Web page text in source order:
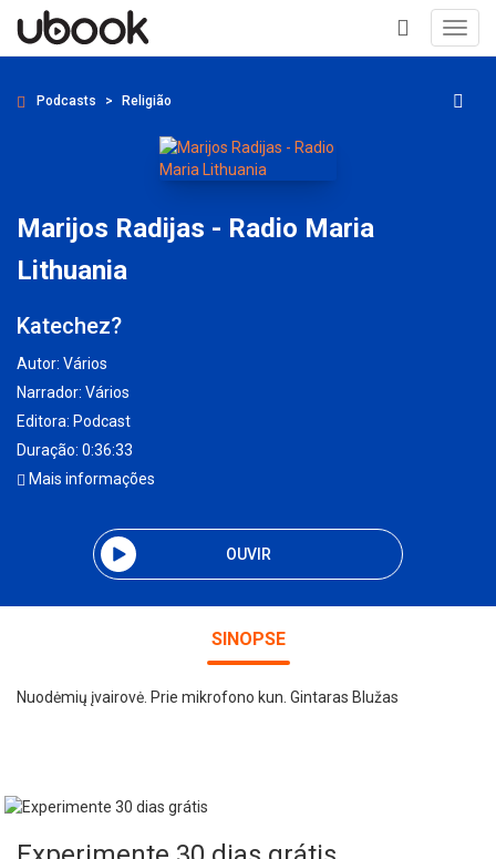
+
Podcasts Religião
Marijos Radijas - Radio Maria
Lithuania
Katechez?
Autor: Vários
Narrador: Vários
Editora: Podcast
Duração: 0:36:33
Mais informações
OUVIR
SINOPSE
Nuodėmių įvairovė. Prie mikrofono kun. Gintaras Blužas